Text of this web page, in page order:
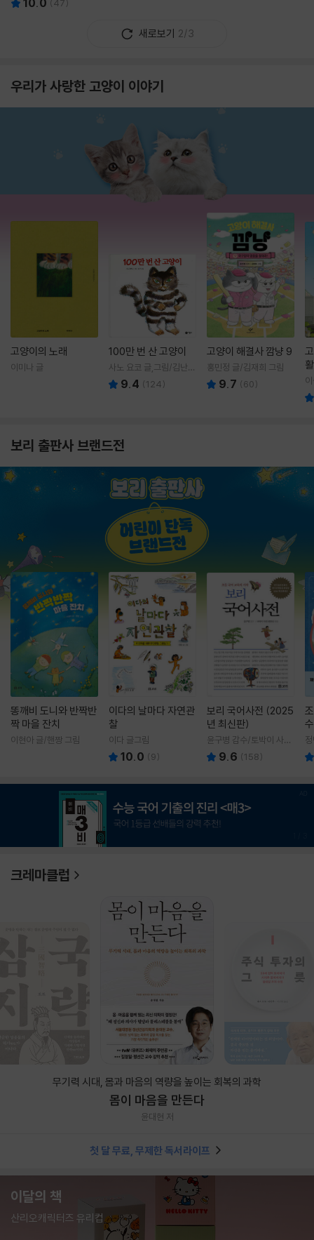
10.0 (47)
새로보기 2/3
우리가 사랑한 고양이 이야기
고양이의 노래
이미나 글
100만 번 산 고양이
사노 요코 글,그림/김난주
역 9.4 (124)
고양이 해결사 깜냥 9
홍민정 글/김재희 그림
9.7 (60)
보리 출판사 브랜드전
똥깨비 도니와 반짝반
짝 마을 잔치
이현아 글/핸짱 그림
이다의 날마다 자연관
찰
이다 글그림
10.0 (9)
보리 국어사전 (2025
년 최신판)
윤구병 감수/토박이 사전
편찬실 편
9.6 (158)
크레마클럽
무기력 시대, 몸과 마음의 역량을 높이는 회복의 과학
몸이 마음을 만든다
윤대현 저
첫 달 무료, 무제한 독서라이프
이달의 책
산리오캐릭터즈 유리컵